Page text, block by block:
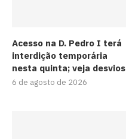
Acesso na D. Pedro I terá
interdição temporária
nesta quinta; veja desvios
6 de agosto de 2026